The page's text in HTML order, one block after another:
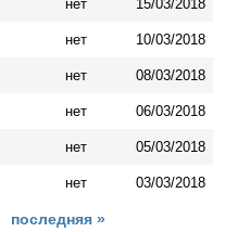
нет 15/03/2018
нет 10/03/2018
нет 08/03/2018
нет 06/03/2018
нет 05/03/2018
нет 03/03/2018
последняя »